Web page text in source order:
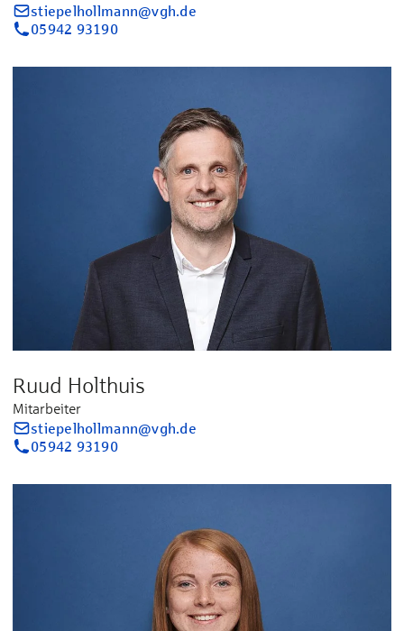
stiepelhollmann@vgh.de
05942 93190
Ruud Holthuis
Mitarbeiter
stiepelhollmann@vgh.de
05942 93190